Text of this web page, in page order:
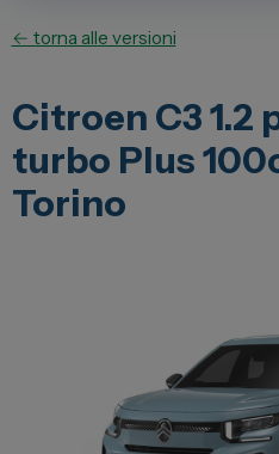
Veicoli Commerciali
Fiat Professional
Citroen
Auto Usate e Km Zero
← torna alle versioni
Citroen C3 1.2
turbo Plus
Torino